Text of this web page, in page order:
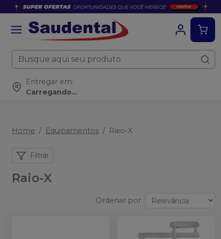
Entregar em:
Carregando...
Home Equipamentos Raio-X
Filtrar
Raio-X
Ordenar por